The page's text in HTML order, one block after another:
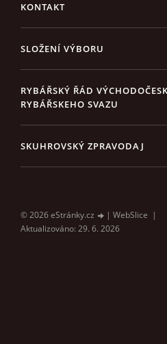
KONTAKT
SLOŽENÍ VÝBORU
RYBÁŘSKÝ ŘÁD
RYBÁŘSKEHO SVAZU
SKUHROVSKÝ ZPRAVODAJ
© 2026 eStránky.cz | WebSlice |
Aktualizováno: 29. 6. 2026